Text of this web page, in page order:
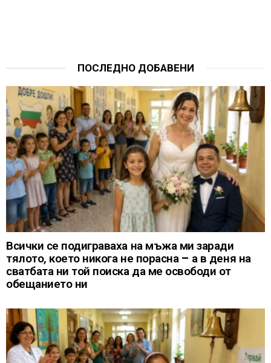
ПОСЛЕДНО ДОБАВЕНИ
Всички се подиграваха на мъжа ми заради
тялото, което никога не порасна – а в деня на
сватбата ни той поиска да ме освободи от
обещанието ни